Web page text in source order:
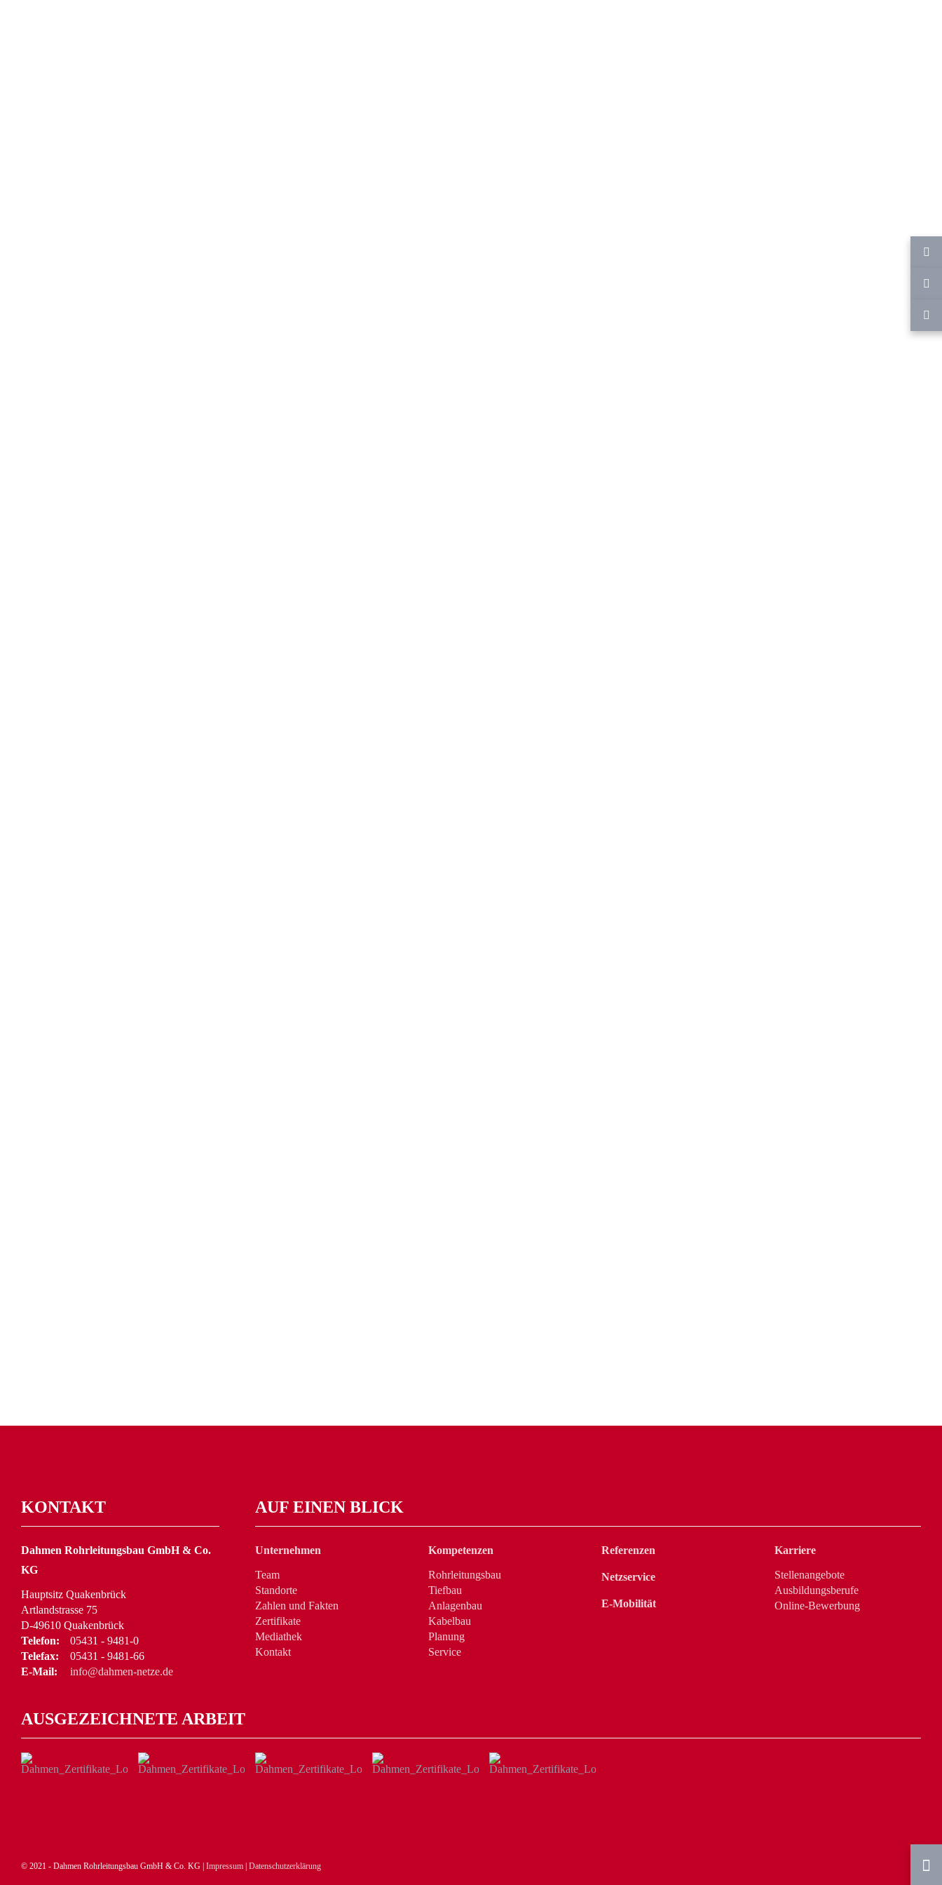
KONTAKT
Dahmen Rohrleitungsbau GmbH & Co.
KG
Hauptsitz Quakenbrück
Artlandstrasse 75
D-49610 Quakenbrück
Telefon:
05431 - 9481-0
Telefax:
05431 - 9481-66
E-Mail:
info@dahmen-netze.de
AUF EINEN BLICK
Unternehmen
Team
Standorte
Zahlen und Fakten
Zertifikate
Mediathek
Kontakt
Kompetenzen
Rohrleitungsbau
Tiefbau
Anlagenbau
Kabelbau
Planung
Service
Referenzen
Netzservice
E-Mobilität
Karriere
Stellenangebote
Ausbildungsberufe
Online-Bewerbung
AUSGEZEICHNETE ARBEIT
© 2021 - Dahmen Rohrleitungsbau GmbH & Co. KG | Impressum| Datenschutzerklärung